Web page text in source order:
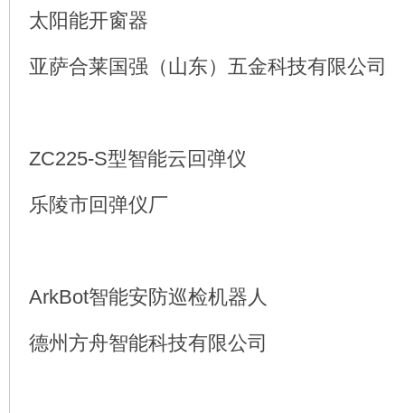
太阳能开窗器
亚萨合莱国强（山东）五金科技有限公司
ZC225-S型智能云回弹仪
乐陵市回弹仪厂
ArkBot智能安防巡检机器人
德州方舟智能科技有限公司